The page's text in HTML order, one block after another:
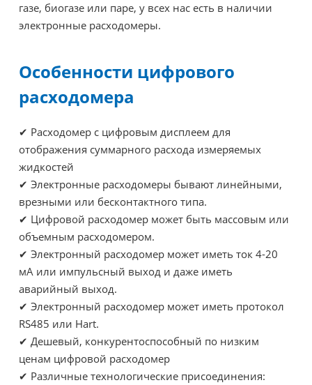
газе, биогазе или паре, у всех нас есть в наличии
электронные расходомеры.
Особенности цифрового
расходомера
✔ Расходомер с цифровым дисплеем для
отображения суммарного расхода измеряемых
жидкостей
✔ Электронные расходомеры бывают линейными,
врезными или бесконтактного типа.
✔ Цифровой расходомер может быть массовым или
объемным расходомером.
✔ Электронный расходомер может иметь ток 4-20
мА или импульсный выход и даже иметь
аварийный выход.
✔ Электронный расходомер может иметь протокол
RS485 или Hart.
✔ Дешевый, конкурентоспособный по низким
ценам цифровой расходомер
✔ Различные технологические присоединения: